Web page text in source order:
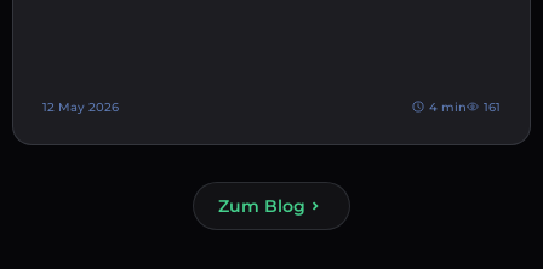
12 May 2026 4 min 161
Zum Blog